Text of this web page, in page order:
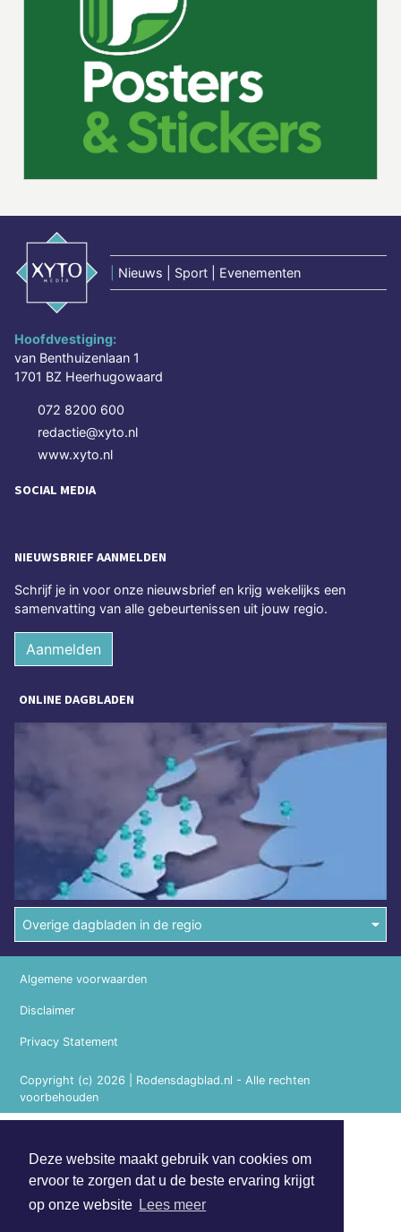
Deze website maakt gebruik van cookies om
ervoor te zorgen dat u de beste ervaring krijgt
op onze website Lees meer
Nieuws | Sport | Evenementen
Hoofdvestiging:
van Benthuizenlaan 1
1701 BZ Heerhugowaard
072 8200 600
redactie@xyto.nl
www.xyto.nl
SOCIAL MEDIA
NIEUWSBRIEF AANMELDEN
Schrijf je in voor onze nieuwsbrief en krijg wekelijks een
samenvatting van alle gebeurtenissen uit jouw regio.
Aanmelden
ONLINE DAGBLADEN
Overige dagbladen in de regio
Copyright (c) 2026 | Rodensdagblad.nl - Alle rechten
voorbehouden
Algemene voorwaarden
Disclaimer
Privacy Statement